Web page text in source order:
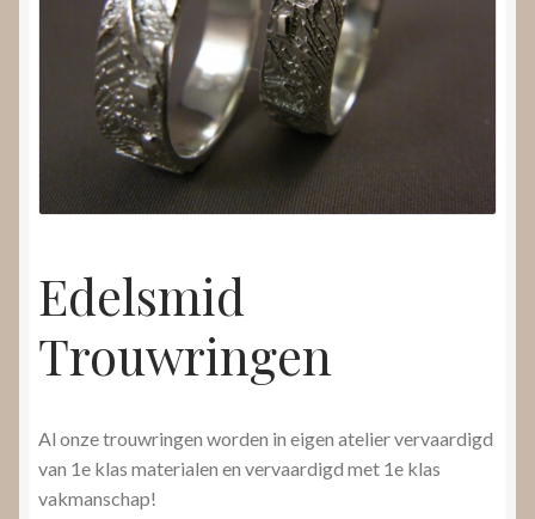
Video’s
Submenu
Edelsmid
Trouwringen
Al onze trouwringen worden in eigen atelier vervaardigd
van 1e klas materialen en vervaardigd met 1e klas
vakmanschap!